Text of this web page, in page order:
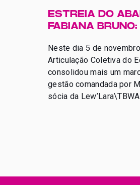
ESTREIA DO
FABIANA
Neste dia 5 de
Articulação Coletiva do
consolidou mais um
gestão comandada por
sócia da